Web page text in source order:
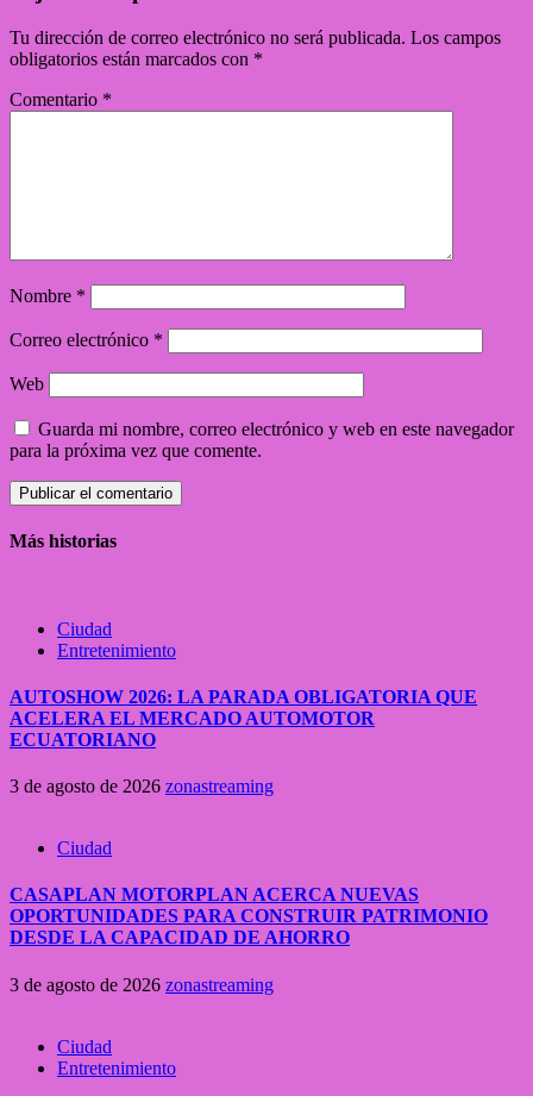
Tu dirección de correo electrónico no será publicada. Los campos
obligatorios están marcados con *
Comentario *
Nombre *
Correo electrónico *
Web
Guarda mi nombre, correo electrónico y web en este navegador
para la próxima vez que comente.
Más historias
Ciudad
Entretenimiento
AUTOSHOW 2026: LA PARADA OBLIGATORIA QUE
ACELERA EL MERCADO AUTOMOTOR
ECUATORIANO
3 de agosto de 2026 zonastreaming
Ciudad
CASAPLAN MOTORPLAN ACERCA NUEVAS
OPORTUNIDADES PARA CONSTRUIR PATRIMONIO
DESDE LA CAPACIDAD DE AHORRO
3 de agosto de 2026 zonastreaming
Ciudad
Entretenimiento